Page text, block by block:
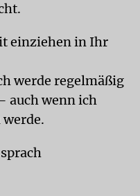
einziehen in Ihr
werde regelmäßig
auch wenn ich